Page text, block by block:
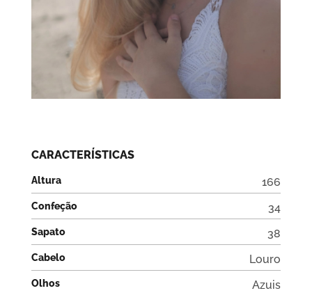
CARACTERÍSTICAS
Altura 166
Confeção 34
Sapato 38
Cabelo Louro
Olhos Azuis